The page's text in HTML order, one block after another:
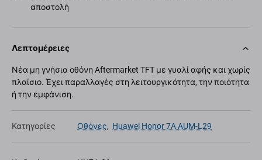
αποστολή
Λεπτομέρειες
Νέα μη γνήσια οθόνη Aftermarket TFT με γυαλί αφής και χωρίς
πλαίσιο. Έχει παραλλαγές στη λειτουργικότητα, την ποιότητα
ή την εμφάνιση.
Κατηγορίες Οθόνες, Huawei Honor 7A AUM-L29